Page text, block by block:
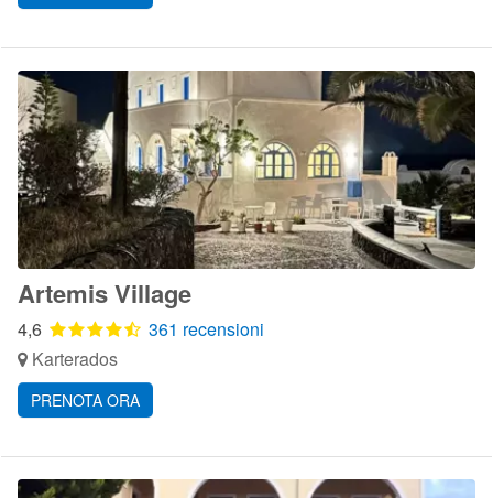
Artemis Village
4,6
361 recensioni
Karterados
PRENOTA ORA